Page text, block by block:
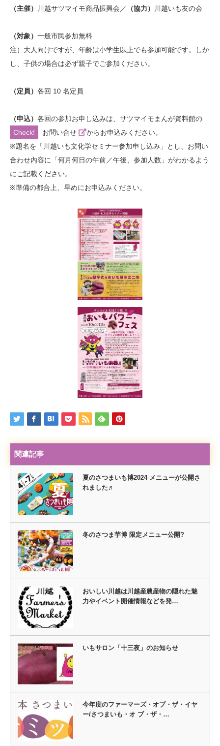
（主催） 川越サツマイモ商品振興会／ （協力） 川越いも友の会
（対象） 一般市民参加無料
注）大人向けですが、年齢は小学生以上でも参加可能です。しか
し、子供の場合は必ず親子でご参加ください。
（定員） 各回 10 名定員
（申込） 各回の参加お申し込みは、サツマイモまんが資料館の
お問い合せ
からお申込みください。
※題名を「川越いも文化学セミナー参加申し込み」とし、お問い
合わせ内容に「何月何日の午前／午後、参加人数」がわかるよう
にご記載ください。
※準備の都合上、早めにお申込みください。
関連記事
夏のさつまいも博2024 メニューが公開さ
れました♬
冬のさつま芋博 限定メニュー公開?
おいしい川越は川越産農産物の隠れた魅
力やイベント開催情報などを発…
いもサロン「十三夜」のお知らせ
今年度のファーマーズ・オブ・ザ・イヤ
ー/さつまいも・オ ブ・ザ・…